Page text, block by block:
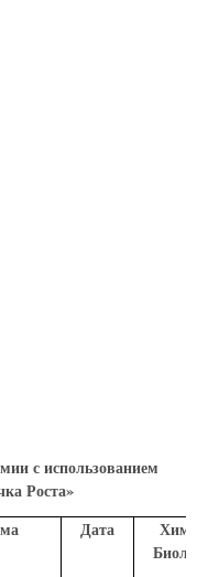
с использованием
Роста»
Дата
Химия/
Биология